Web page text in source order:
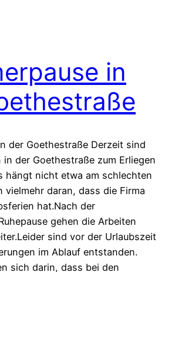
in
der Goethestraße Derzeit sind
in der Goethestraße zum Erliegen
hängt nicht etwa am schlechten
vielmehr daran, dass die Firma
hat.Nach der
gehen die Arbeiten
sind vor der Urlaubszeit
im Ablauf entstanden.
sich darin, dass bei den